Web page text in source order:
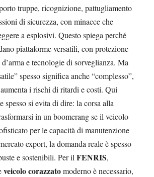
truppe, ricognizione, pattugliamento
di sicurezza, con minacce che
a esplosivi. Questo spiega perché
piattaforme versatili, con protezione
e tecnologie di sorveglianza. Ma
spesso significa anche “complesso”,
i rischi di ritardi e costi. Qui
spesso si evita di dire: la corsa alla
in un boomerang se il veicolo
per le capacità di manutenzione
export, la domanda reale è spesso
e sostenibili. Per il FENRIS,
veicolo corazzatomoderno è necessario,